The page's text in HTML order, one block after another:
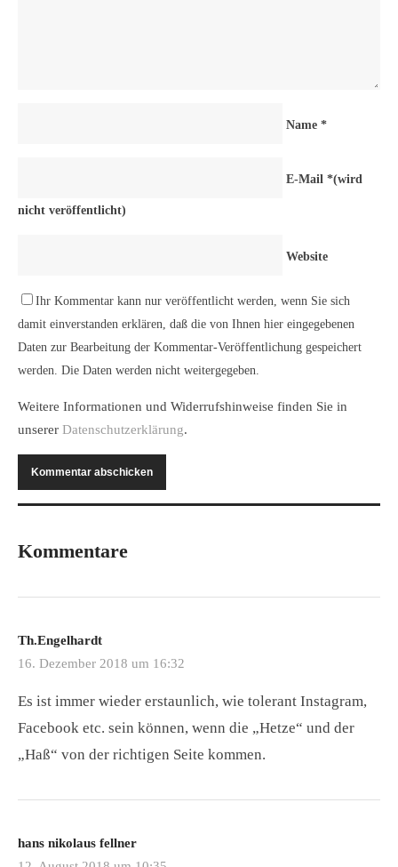
Name *
E-Mail *(wird
nicht veröffentlicht)
Website
Ihr Kommentar kann nur veröffentlicht werden, wenn Sie sich
damit einverstanden erklären, daß die von Ihnen hier eingegebenen
Daten zur Bearbeitung der Kommentar-Veröffentlichung gespeichert
werden. Die Daten werden nicht weitergegeben.
Weitere Informationen und Widerrufshinweise finden Sie in
unserer Datenschutzerklärung.
Kommentare
Th.Engelhardt
16. Dezember 2018 um 16:32
Es ist immer wieder erstaunlich, wie tolerant Instagram,
Facebook etc. sein können, wenn die „Hetze“ und der
„Haß“ von der richtigen Seite kommen.
hans nikolaus fellner